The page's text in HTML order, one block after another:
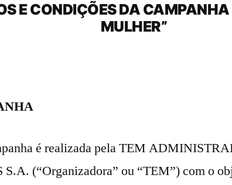
E CONDIÇÕES DA CAMPANHA
MULHER”
é realizada pela TEM
S.A. (“Organizadora” ou “TEM”) com o